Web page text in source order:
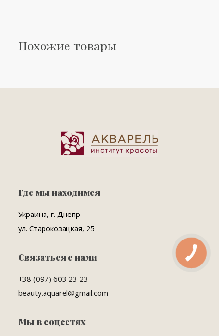
Похожие товары
Где мы находимся
Украина, г. Днепр
ул. Старокозацкая, 25
Связаться с нами
+38 (097) 603 23 23
beauty.aquarel@gmail.com
Мы в соцсетях